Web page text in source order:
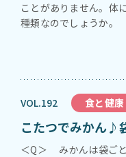
ことがありません。体
種類なのでしょうか。
VOL.192 食と健康
こたつでみかん♪
＜Q＞ みかんは袋ご